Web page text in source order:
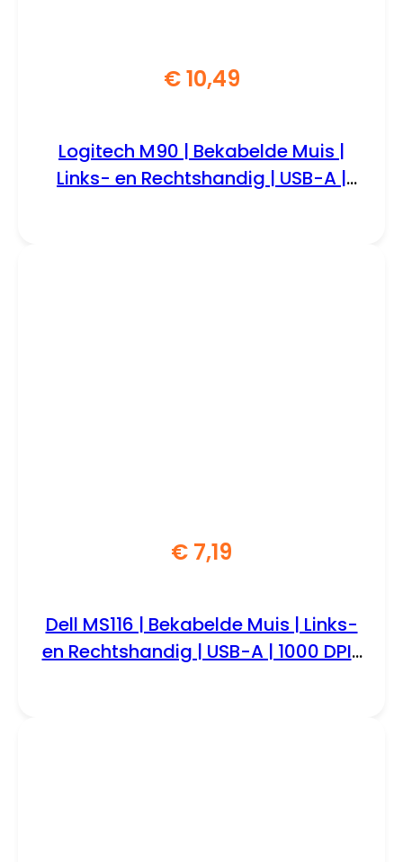
€10,49
Logitech M90 | Bekabelde Muis |
Links- en Rechtshandig | USB-A |
€ 7,19
Dell MS116 | Bekabelde Muis | Links-
en Rechtshandig | USB-A | 1000 DPI |